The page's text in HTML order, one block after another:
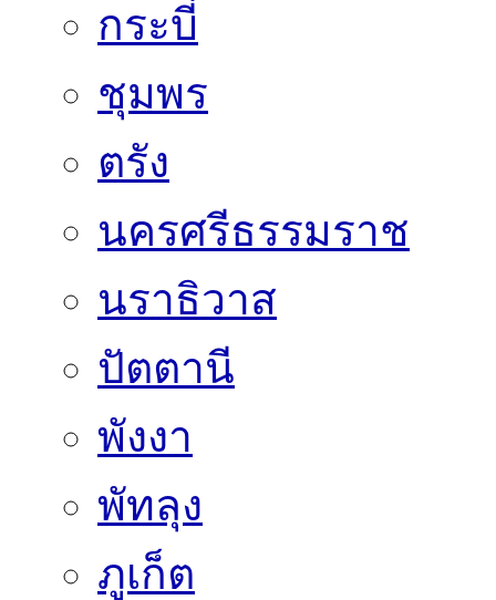
กระบี่
ชุมพร
ตรัง
นครศรีธรรมราช
นราธิวาส
ปัตตานี
พังงา
พัทลุง
ภูเก็ต